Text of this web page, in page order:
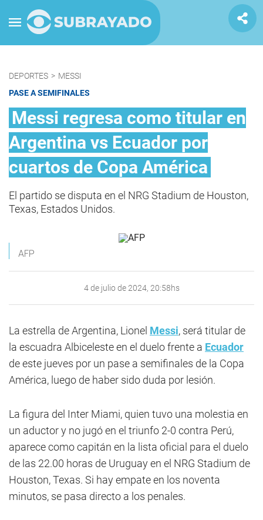
DEPORTES > MESSI
PASE A SEMIFINALES
Messi regresa como titular en
Argentina vs Ecuador por
cuartos de Copa América
El partido se disputa en el NRG Stadium de Houston,
Texas, Estados Unidos.
AFP
4 de julio de 2024, 20:58hs
La estrella de Argentina, Lionel Messi, será titular de
la escuadra Albiceleste en el duelo frente a Ecuador
de este jueves por un pase a semifinales de la Copa
América, luego de haber sido duda por lesión.
La figura del Inter Miami, quien tuvo una molestia en
un aductor y no jugó en el triunfo 2-0 contra Perú,
aparece como capitán en la lista oficial para el duelo
de las 22.00 horas de Uruguay en el NRG Stadium de
Houston, Texas. Si hay empate en los noventa
minutos, se pasa directo a los penales.